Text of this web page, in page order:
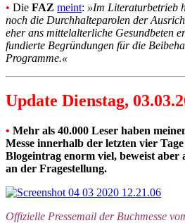
• Die FAZ meint: »Im Literaturbetrieb
noch die Durchhalteparolen der
eher ans mittelalterliche Gesundbeten
fundierte Begründungen für die
Programme.«
Update Dienstag,
• Mehr als 40.000 Leser haben
Messe innerhalb der letzten vier
Blogeintrag enorm viel, beweist aber
an der Fragestellung.
Offizielle Pressemail der Buchmesse